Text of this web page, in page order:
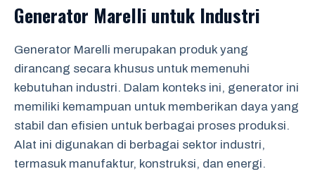
Generator Marelli untuk Industri
Generator Marelli merupakan produk yang
dirancang secara khusus untuk memenuhi
kebutuhan industri. Dalam konteks ini, generator ini
memiliki kemampuan untuk memberikan daya yang
stabil dan efisien untuk berbagai proses produksi.
Alat ini digunakan di berbagai sektor industri,
termasuk manufaktur, konstruksi, dan energi.